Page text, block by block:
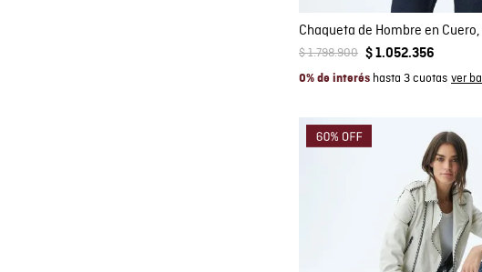
$1.798.900 $1.052.356
0% de interés hasta 3 cuotas